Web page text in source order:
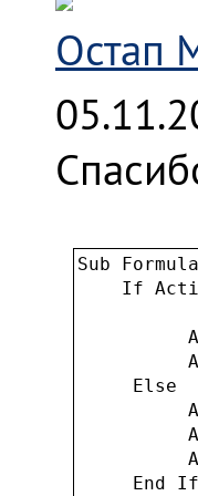
Остап
Sub
If
Else
End If